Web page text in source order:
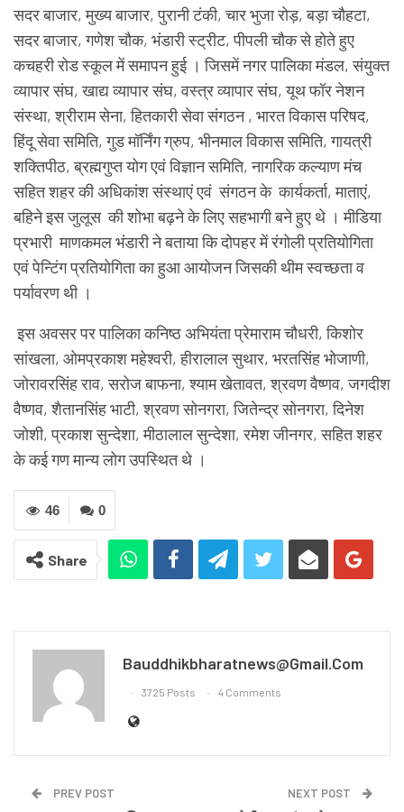
सदर बाजार, मुख्य बाजार, पुरानी टंकी, चार भुजा रोड़, बड़ा चौहटा,
सदर बाजार, गणेश चौक, भंडारी स्ट्रीट, पीपली चौक से होते हुए
कचहरी रोड स्कूल में समापन हुई । जिसमें नगर पालिका मंडल, संयुक्त
व्यापार संघ, खाद्य व्यापार संघ, वस्त्र व्यापार संघ, यूथ फॉर नेशन
संस्था, श्रीराम सेना, हितकारी सेवा संगठन , भारत विकास परिषद,
हिंदू सेवा समिति, गुड मॉर्निंग ग्रुप, भीनमाल विकास समिति, गायत्री
शक्तिपीठ, ब्रह्मगुप्त योग एवं विज्ञान समिति, नागरिक कल्याण मंच
सहित शहर की अधिकांश संस्थाएं एवं संगठन के कार्यकर्ता, माताएं,
बहिने इस जुलूस की शोभा बढ़ने के लिए सहभागी बने हुए थे । मीडिया
प्रभारी माणकमल भंडारी ने बताया कि दोपहर में रंगोली प्रतियोगिता
एवं पेन्टिंग प्रतियोगिता का हुआ आयोजन जिसकी थीम स्वच्छता व
पर्यावरण थी ।
इस अवसर पर पालिका कनिष्ठ अभियंता प्रेमाराम चौधरी, किशोर
सांखला, ओमप्रकाश महेश्वरी, हीरालाल सुथार, भरतसिंह भोजाणी,
जोरावरसिंह राव, सरोज बाफना, श्याम खेतावत, श्रवण वैष्णव, जगदीश
वैष्णव, शैतानसिंह भाटी, श्रवण सोनगरा, जितेन्द्र सोनगरा, दिनेश
जोशी, प्रकाश सुन्देशा, मीठालाल सुन्देशा, रमेश जीनगर, सहित शहर
के कई गण मान्य लोग उपस्थित थे ।
0
46
Share
Bauddhikbharatnews@gmail.com
3725 Posts 4 Comments
PREV POST NEXT POST